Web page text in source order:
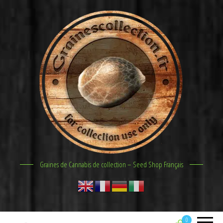
Graines de Cannabis de collection – Seed Shop Français
0